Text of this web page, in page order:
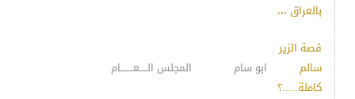
بالعراق ،،،
قصة الزير
سالم
كاملة.....؟
ابو سام المجلس الـــــعــــــــام